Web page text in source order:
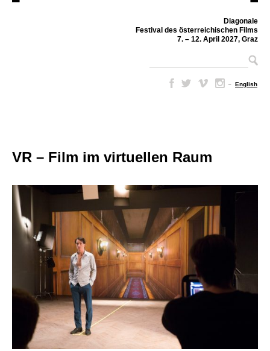
Diagonale
Festival des österreichischen Films
7. – 12. April 2027, Graz
– English
VR – Film im virtuellen Raum